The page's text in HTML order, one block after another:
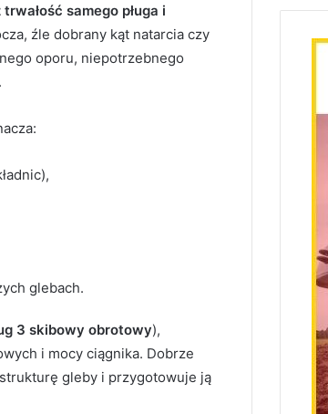
samego pługa i
źle dobrany kąt natarcia czy
oporu, niepotrzebnego
glebach.
3 skibowy obrotowy),
i mocy ciągnika. Dobrze
gleby i przygotowuje ją